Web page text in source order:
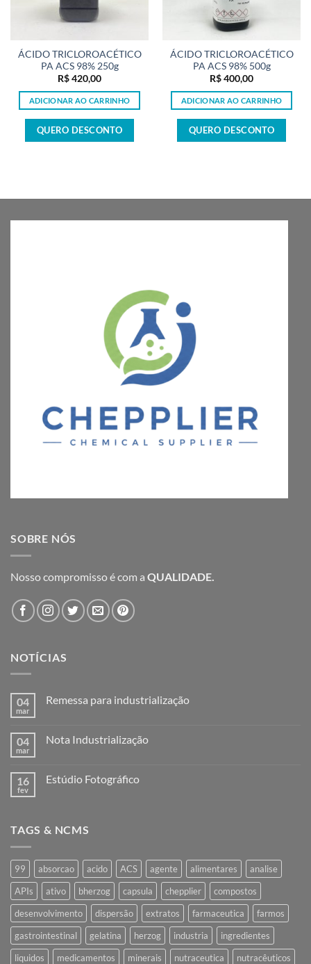
ÁCIDO TRICLOROACÉTICO
PA ACS 98% 250g
R$420,00
ADICIONAR AO CARRINHO
QUERO DESCONTO
ÁCIDO TRICLOROACÉTICO
PA ACS 98% 500g
R$400,00
ADICIONAR AO CARRINHO
QUERO DESCONTO
SOBRE NÓS
Nosso compromisso é com a QUALIDADE.
NOTÍCIAS
04
mar
Remessa para industrialização
Remessa
04
mar
Nota Industrialização
Nota
16
fev
Estúdio Fotográfico
Fotográfico
TAGS & NCMS
99 absorcao acido ACS agente alimentares
analise
APIs
ativo bherzog capsula chepplier
compostos
desenvolvimento
dispersão extratos farmaceutica
farmos
gastrointestinal
gelatina herzog industria
ingredientes
liquidos
medicamentos minerais nutraceutica nutracêuticos